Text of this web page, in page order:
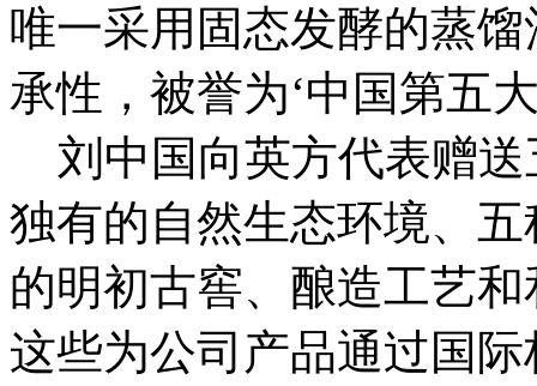
唯一采用固态发酵的蒸
承性，被誉为‘中国第五
刘中国向英方代表赠送
独有的自然生态环境、
的明初古窖、酿造工艺
这些为公司产品通过国